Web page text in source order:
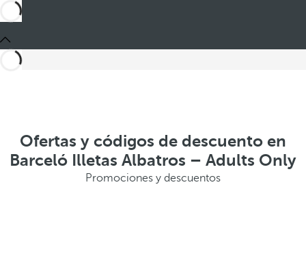
Ofertas y códigos de descuento en
Barceló Illetas Albatros – Adults Only
Promociones y descuentos